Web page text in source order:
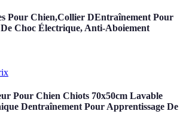
Pour Chien,Collier DEntraînement Pour
Choc Électrique, Anti-Aboiement
Pour Chien Chiots 70x50cm Lavable
Dentraînement Pour Apprentissage De